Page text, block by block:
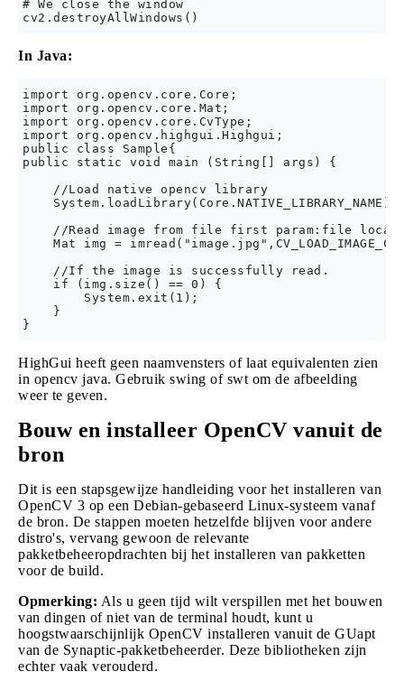
# We close the window
In Java:
import org.opencv.core.Core;
import org.opencv.core.Mat;
import org.opencv.core.CvType;
import org.opencv.highgui.Highgui;
public class Sample{
public static void main (String[] args) {
    //Load native opencv library
    System.loadLibrary(Core.NATIVE_LIBRARY_NAME);
//Read image from file first param:file
Mat img =
    //If the image is successfully read.
    if (img.size() == 0) {
        System.exit(1);
    }
HighGui heeft geen naamvensters of laat equivalenten zien
in opencv java. Gebruik swing of swt om de afbeelding
weer te geven.
Bouw en installeer OpenCV vanuit de
bron
Dit is een stapsgewijze handleiding voor het installeren van
OpenCV 3 op een Debian-gebaseerd Linux-systeem vanaf
de bron. De stappen moeten hetzelfde blijven voor andere
distro's, vervang gewoon de relevante
pakketbeheeropdrachten bij het installeren van pakketten
voor de build.
Opmerking: Als u geen tijd wilt verspillen met het bouwen
van dingen of niet van de terminal houdt, kunt u
hoogstwaarschijnlijk OpenCV installeren vanuit de GUapt
van de Synaptic-pakketbeheerder. Deze bibliotheken zijn
echter vaak verouderd.